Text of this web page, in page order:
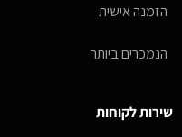
הזמנה אישית
הנמכרים ביותר
שירות לקוחות